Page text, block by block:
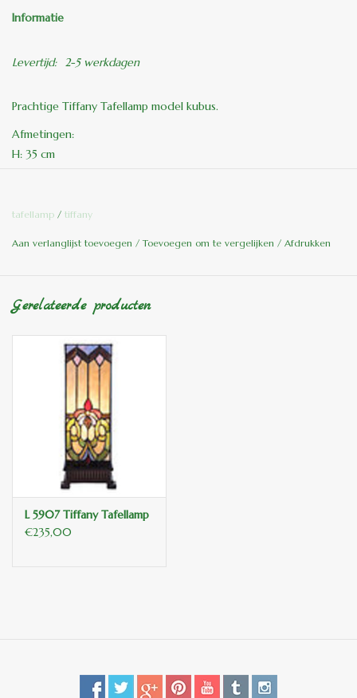
Informatie
Levertijd: 2-5 werkdagen
Prachtige Tiffany Tafellamp model kubus.
Afmetingen:
H: 35 cm
Al onze Tiffany lampen zijn van origineel glas en met de hand
Kleuren kunnen in werkelijkheid iets afwijken van de
tafellamp / tiffany
Aan verlanglijst toevoegen / Toevoegen om te vergelijken / Afdrukken
Gerelateerde producten
L 5907 Tiffany Tafellamp
€235,00